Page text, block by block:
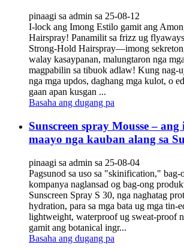
pinaagi sa admin sa 25-08-12
I-lock ang Imong Estilo gamit ang
Hairspray! Panamilit sa frizz ug
Strong-Hold Hairspray—imong
walay kasaypanan, malungtaron nga
magpabilin sa tibuok adlaw! Kung nag-
nga mga updos, daghang mga kulot, o
gaan apan kusgan ...
Basaha ang dugang pa
Sunscreen spray Mousse –
maayo nga kauban alang sa
pinaagi sa admin sa 25-08-04
Pagsunod sa uso sa "skinification," bag-
kompanya naglansad og bag-ong
Sunscreen Spray S 30, nga naghatag
hydration, para sa mga bata ug mga tin-
lightweight, waterproof ug sweat-proof
gamit ang botanical ingr...
Basaha ang dugang pa